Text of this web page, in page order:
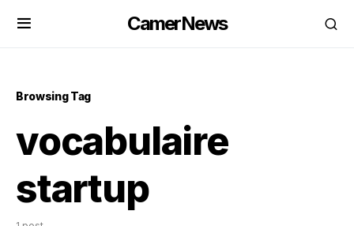
CamerNews
Browsing Tag
vocabulaire
startup